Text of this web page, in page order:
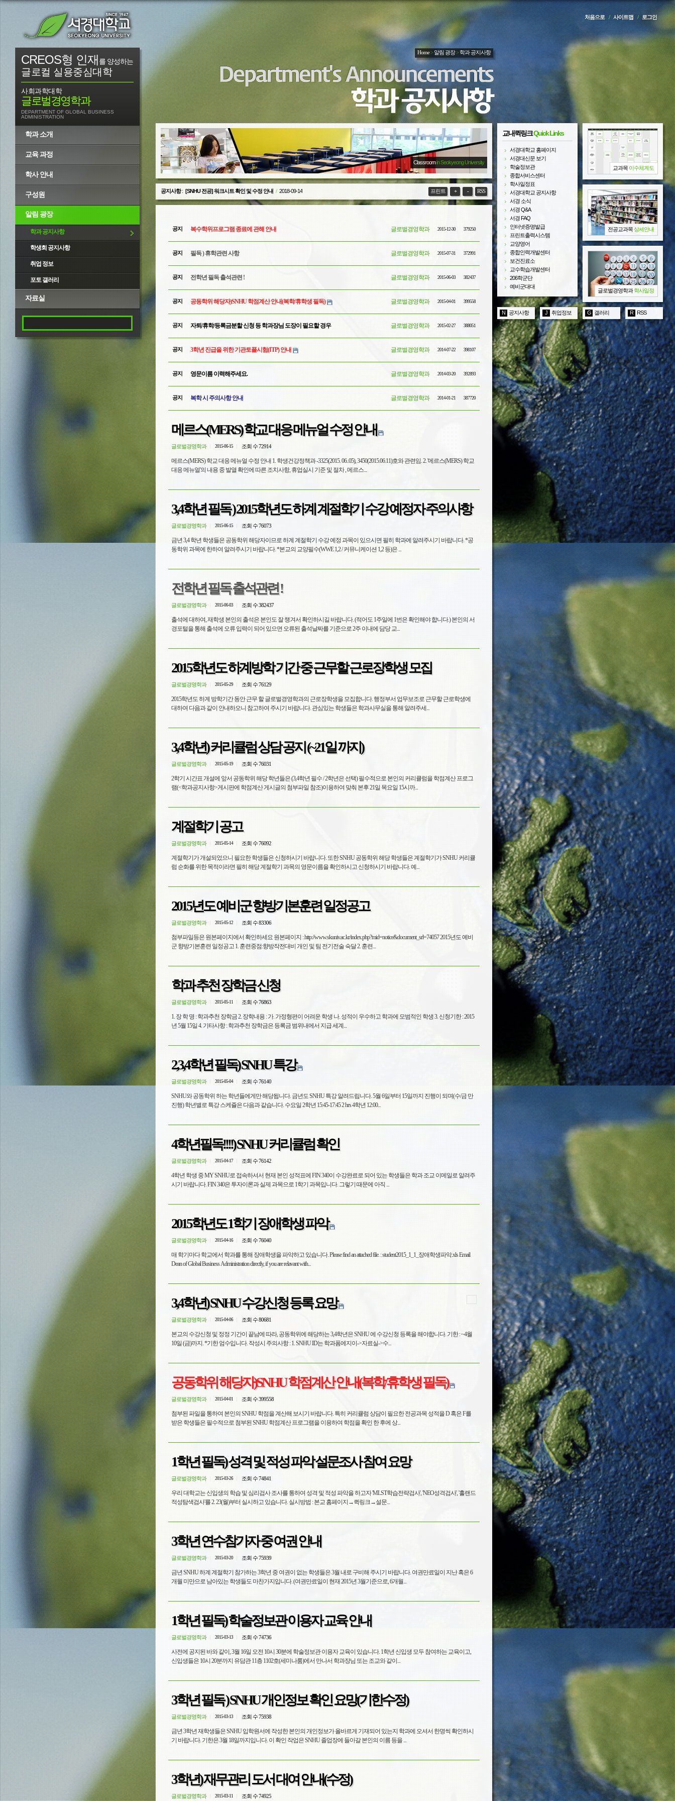
처음으로 / 사이트맵 / 로그인
CREOS형 인재 를 양성하는
글로컬 실용중심대학
사회과학대학
글로벌경영학과
DEPARTMENT OF GLOBAL BUSINESS
ADMINISTRATION
학과 소개
교육 과정
학사 안내
구성원
알림 광장
학과 공지사항
학생회 공지사항
취업 정보
포토 갤러리
자료실
Home>알림 광장>학과 공지사항
Classroomin Seokyeong University
공지사항: 2018학년도 2학기 근로장학생 모집 / 2018-08-17 RSS
-
+
프린트
공지 복수학위프로그램 종료에 관해 안내 글로벌경영학과 2015-12-30 379250
공지 필독 ) 휴학관련 사항 글로벌경영학과 2015-07-31 372991
공지 전학년 필독 출석관련 ! 글로벌경영학과 2015-06-03 382437
공지 공동학위 해당자)SNHU 학점계산 안내(복학/휴학생 필독) 글로벌경영학과 2015-04-01 399558
공지 자퇴/휴학/등록금분할 신청 등 학과장님 도장이 필요할 경우 글로벌경영학과 2015-02-27 388051
공지 3학년 진급을 위한 기관토플시험(ITP) 안내 글로벌경영학과 2014-07-22 398107
공지 영문이름 이력해주세요. 글로벌경영학과 2014-03-20 392893
공지 복학 시 주의사항 안내 글로벌경영학과 2014-01-21 387720
메르스(MERS) 학교 대응 메뉴얼 수정 안내
글로벌경영학과 2015-06-15 조회 수 72914
메르스(MERS) 학교 대응 메뉴얼 수정 안내 1. 학생건강정책과 -3325(2015. 06..05), 3450(2015.06.11)호와 관련임. 2. '메르스(MERS) 학교
대응 메뉴얼'의 내용 중 발열 확인에 따른 조치사항, 휴업실시 기준 및 절차 , 메르스...
3,4학년 필독 ) 2015학년도 하계 계절학기 수강 예정자 주의사항
글로벌경영학과 2015-06-15 조회 수 76073
금년 3,4 학년 학생들은 공동학위 해당자이므로 하계 계절학기 수강 예정 과목이 있으시면 필히 학과에 알려주시기 바랍니다. *공
동학위 과목에 한하여 알려주시기 바랍니다. *본교의 교양필수(WWE 1,2 / 커뮤니케이션 1,2 등)은 ...
전학년 필독 출석관련 !
글로벌경영학과 2015-06-03 조회 수 382437
출석에 대하여, 재학생 본인의 출석은 본인도 잘 챙겨서 확인하시길 바랍니다. (적어도 1주일에 1번은 확인해야 합니다.) 본인의 서
경포털을 통해 출석에 오류 입력이 되어 있으면 오류된 출석날짜를 기준으로 2주 이내에 담당 교...
2015학년도 하계방학 기간 중 근무할 근로장학생 모집
글로벌경영학과 2015-05-29 조회 수 76129
2015학년도 하계 방학기간 동안 근무 할 글로벌경영학과의 근로장학생을 모집합니다. 행정부서 업무보조로 근무할 근로학생에
대하여 다음과 같이 안내하오니 참고하여 주시기 바랍니다. 관심있는 학생들은 학과사무실을 통해 알려주세...
3,4학년) 커리큘럼 상담 공지 (~21일 까지)
글로벌경영학과 2015-05-19 조회 수 76031
2학기 시간표 개설에 앞서 공동학위 해당 학년들은 (3,4학년 필수 / 2학년은 선택) 필수적으로 본인의 커리큘럼을 학점계산 프로그
램(<학과공지사항>게시판에 학점계산 게시글의 첨부파일 참조)이용하여 맞춰 본후 21일 목요일 15시까...
계절학기 공고
글로벌경영학과 2015-05-14 조회 수 76092
계절학기가 개설되었으니 필요한 학생들은 신청하시기 바랍니다. 또한 SNHU 공동학위 해당 학생들은 계절학기가 SNHU 커리큘
럼 순화를 위한 목적이라면 필히 해당 계절학기 과목의 영문이름을 확인하시고 신청하시기 바랍니다. 예...
2015년도 예비군 향방기본훈련 일정공고
글로벌경영학과 2015-05-12 조회 수 83306
첨부파일등은 원본페이지에서 확인하세요 원본페이지 : http://www.skuniv.ac.kr/index.php?mid=notice&document_srl=74057 2015년도 예비
군 향방기본훈련 일정공고 1. 훈련중점:향방작전대비 개인 및 팀 전기전술 숙달 2. 훈련...
학과 추천 장학금 신청
글로벌경영학과 2015-05-11 조회 수 76863
1. 장 학 명 : 학과추천 장학금 2. 장학내용 : 가. 가정형편이 어려운 학생 나. 성적이 우수하고 학과에 모범적인 학생 3. 신청기한 : 2015
년 5월 15일 4. 기타사항 : 학과추천 장학금은 등록금 범위내에서 지급 세계...
2,3,4학년 필독) SNHU 특강
글로벌경영학과 2015-05-04 조회 수 76140
SNHU와 공동학위 하는 학년들에게만 해당됩니다. 금년도 SNHU 특강 알려드립니다. 5월 6일부터 15일까지 진행이 되며(수/금 만
진행) 학년별로 특강 스케쥴은 다음과 같습니다. 수요일 2학년 15:45-17:45 2 hrs 4학년 12:00...
4학년필독!!!!) SNHU 커리큘럼 확인
글로벌경영학과 2015-04-17 조회 수 76142
4학년 학생 중 MY SNHU로 접속하셔서 현재 본인 성적표에 FIN 340이 수강완료로 되어 있는 학생들은 학과 조교 이메일로 알려주
시기 바랍니다. FIN 340은 투자이론과 실제 과목으로 1학기 과목입니다. 그렇기 때문에 아직 ...
2015학년도 1학기 장애학생 파악
글로벌경영학과 2015-04-16 조회 수 76040
매 학기마다 학교에서 학과를 통해 장애학생을 파악하고 있습니다. Please find an attached file. : student2015_1_1_장애학생파악.xls Email
Dean of Global Business Administration directly, if you are relavant with...
3,4학년) SNHU 수강신청 등록 요망
글로벌경영학과 2015-04-06 조회 수 80681
본교의 수강신청 및 정정 기간이 끝남에 따라, 공동학위에 해당하는 3,4학년은 SNHU 에 수강신청 등록을 해야합니다. 기한 : ~4월
10일 (금)까지. *기한 엄수입니다. 작성시 주의사항 : 1. SNHU ID는 학과폼에지이->자료실->수...
공동학위 해당자)SNHU 학점계산 안내(복학/휴학생 필독)
글로벌경영학과 2015-04-01 조회 수 399558
첨부된 파일을 통하여 본인의 SNHU 학점을 계산해 보시기 바랍니다. 특히 커리큘럼 상담이 필요한 전공과목 성적을 D 혹은 F를
받은 학생들은 필수적으로 첨부된 SNHU 학점계산 프로그램을 이용하여 학점을 확인 한 후에 상...
1학년 필독) 성격 및 적성 파악 설문조사 참여 요망
글로벌경영학과 2015-03-26 조회 수 74841
우리 대학교는 신입생의 학습 및 심리검사 조사를 통하여 성격 및 적성 파악을 하고자 'MLST학습전략검사', 'NEO성격검사', '홀랜드
적성탐색검사'를 2. 23(월)부터 실시하고 있습니다. 실시방법 : 본교 홈페이지→퀵링크→설문...
3학년 연수참가자 중 여권 안내
글로벌경영학과 2015-03-20 조회 수 75939
금년 SNHU 하계 계절학기 참가하는 3학년 중 여권이 없는 학생들은 3월 내로 구비해 주시기 바랍니다. 여권만료일이 지난 혹은 6
개월 미만으로 남아있는 학생들도 마찬가지입니다. (여권만료일이 현재 2015년 3월기준으로, 6개월...
1학년 필독) 학술정보관 이용자 교육 안내
글로벌경영학과 2015-03-13 조회 수 74736
사전에 공지된 바와 같이, 3월 16일 오전 10시 30분에 학술정보관 이용자 교육이 있습니다. 1학년 신입생 모두 참여하는 교육이고,
신입생들은 10시 20분까지 유담관 11층 1102호(세미나룸)에서 만나서 학과장님 또는 조교와 같이...
3학년 필독 ) SNHU 개인정보 확인 요망(기한수정)
글로벌경영학과 2015-03-13 조회 수 75938
금년 3학년 재학생들은 SNHU 입학원서에 작성한 본인의 개인정보가 올바르게 기재되어 있는지 학과에 오셔서 한명씩 확인하시
기 바랍니다. 기한은 3월 18일까지입니다. 이 확인 작업은 SNHU 졸업장에 들아갈 본인의 이름 등을 ...
3학년) 재무관리 도서 대여 안내(수정)
글로벌경영학과 2015-03-11 조회 수 74925
교내퀵링크Quick Links
서경대학교 홈페이지
서경대신문 보기
학술정보관
종합서비스센터
학사일정표
서경대학교 공지사항
서경 소식
서경 Q&A
서경 FAQ
인터넷증명발급
프린트출력시스템
교양영어
종합인력개발센터
보건진료소
교수학습개발센터
206학군단
예비군대대
교과목 이수체계도
전공교과목상세안내
글로벌경영학과학사일정
N 공지사항 J 취업정보 G 갤러리 R RSS